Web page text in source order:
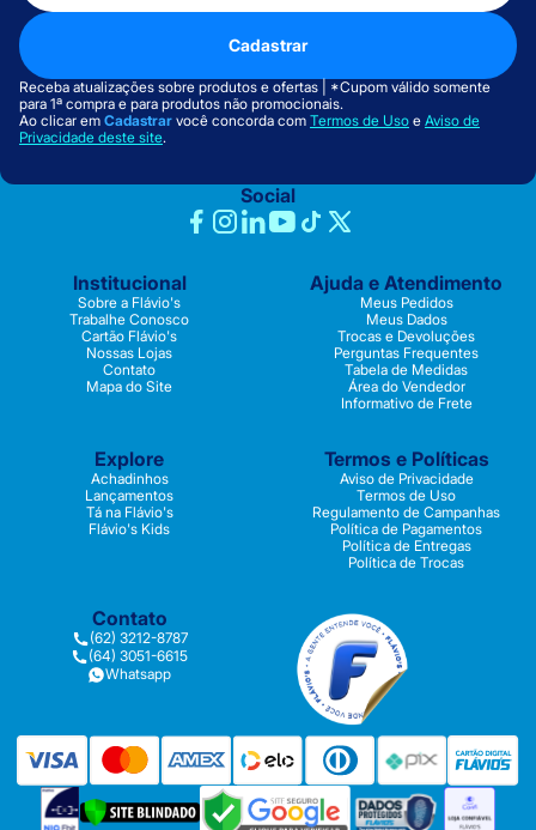
Cadastrar
Receba atualizações sobre produtos e ofertas | *Cupom válido somente
para 1ª compra e para produtos não promocionais.
Ao clicar em Cadastrar você concorda com Termos de Uso e Aviso de
Privacidade deste site.
Social
Institucional
Sobre a Flávio's
Trabalhe Conosco
Cartão Flávio's
Nossas Lojas
Contato
Mapa do Site
Ajuda e Atendimento
Meus Pedidos
Meus Dados
Trocas e Devoluções
Perguntas Frequentes
Tabela de Medidas
Área do Vendedor
Informativo de Frete
Explore
Achadinhos
Lançamentos
Tá na Flávio's
Flávio's Kids
Termos e Políticas
Aviso de Privacidade
Termos de Uso
Regulamento de Campanhas
Política de Pagamentos
Política de Entregas
Política de Trocas
Contato
(62) 3212-8787
(64) 3051-6615
Whatsapp